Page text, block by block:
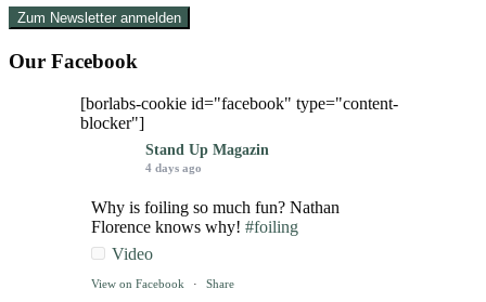
Our Facebook
[borlabs-cookie id="facebook" type="content-
blocker"]
Stand Up Magazin
4 days ago
Why is foiling so much fun? Nathan
Florence knows why! #foiling
Video
View on Facebook · Share